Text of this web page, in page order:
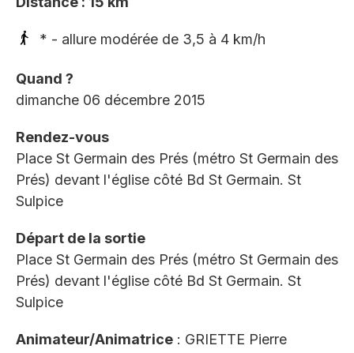
* - allure modérée de 3,5 à 4 km/h
Quand ?
dimanche 06 décembre 2015
Rendez-vous
Place St Germain des Prés (métro St Germain des
Prés) devant l'église côté Bd St Germain. St
Sulpice
Départ de la sortie
Place St Germain des Prés (métro St Germain des
Prés) devant l'église côté Bd St Germain. St
Sulpice
Animateur/Animatrice : GRIETTE Pierre